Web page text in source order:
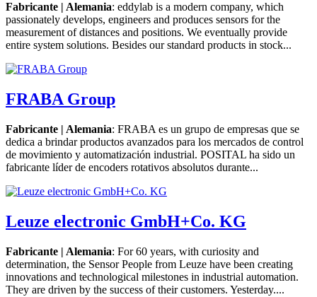
Fabricante | Alemania: eddylab is a modern company, which
passionately develops, engineers and produces sensors for the
measurement of distances and positions. We eventually provide
entire system solutions. Besides our standard products in stock...
FRABA Group
Fabricante | Alemania: FRABA es un grupo de empresas que se
dedica a brindar productos avanzados para los mercados de control
de movimiento y automatización industrial. POSITAL ha sido un
fabricante líder de encoders rotativos absolutos durante...
Leuze electronic GmbH+Co. KG
Fabricante | Alemania: For 60 years, with curiosity and
determination, the Sensor People from Leuze have been creating
innovations and technological milestones in industrial automation.
They are driven by the success of their customers. Yesterday....